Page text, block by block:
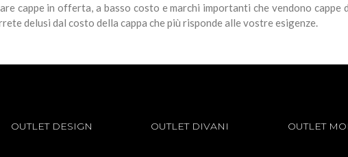
cappe in offerta, a basso costo e marchi importanti che vendono cappe
delusi dal costo della cappa che più risponde alle vostre esigenze.
OUTLET DESIGN OUTLET DIVANI OUTLET